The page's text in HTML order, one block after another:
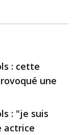
: cette
une
: "je suis
actrice